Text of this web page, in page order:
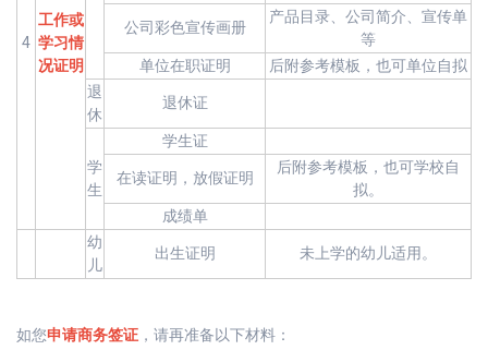
4
工作或
学习情
况证明
公司彩色宣传画册
产品目录、公司简介、宣传单
等
单位在职证明
后附参考模板，也可单位自拟
退
休
退休证
学
生
学生证
在读证明，放假证明
后附参考模板，也可学校自
拟。
成绩单
幼
儿
出生证明 未上学的幼儿适用。
如您申请商务签证 ，请再准备以下材料：